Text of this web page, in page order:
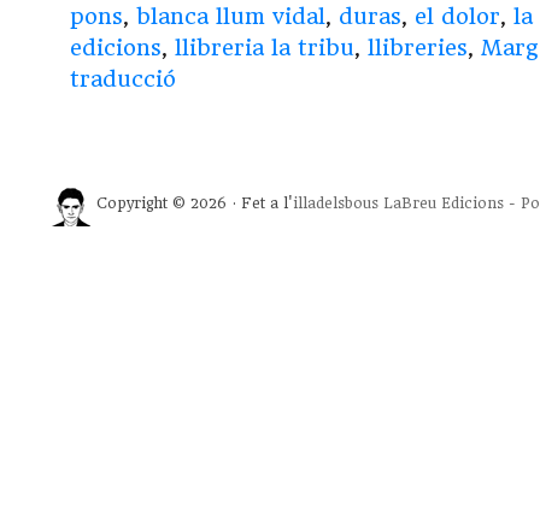
pons, blanca llum vidal, duras, el dolor, la
edicions, llibreria la tribu, llibreries,
traducció
Copyright © 2026 · Fet a l'illadelsbous LaBreu Edicions -